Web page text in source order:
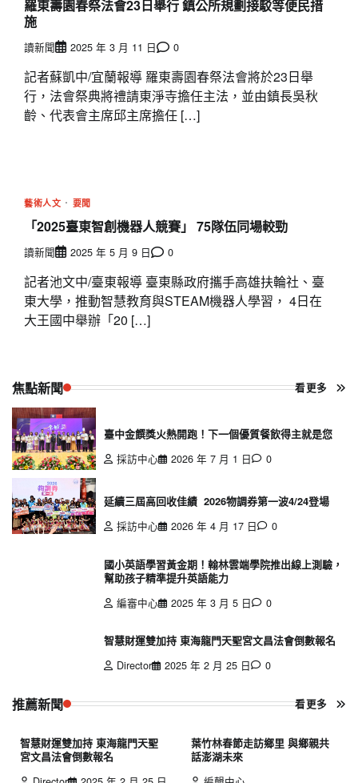
羅東壽園春祭法會23日舉行 鎮公所規劃接駁等便民措
施
讀新聞 2025 年 3 月 11 日 0
記者蘇凱中/宜蘭報導 羅東壽園春祭法會將於23日舉
行，法會祭典將禮請東淨寺擔任主法，並由鎮長吳秋
齡、代表會主席邱主席擔任 […]
藝術人文 要聞
「2025臺東智創機器人競賽」 75隊伍同場較勁
讀新聞 2025 年 5 月 9 日 0
記者池文中/臺東報導 臺東縣政府攜手高雄扶輪社、臺
東大學，推動智慧教育與STEAM機器人學習， 4日在
大王國中舉辦「20 […]
焦點新聞 看更多
臺中金饌獎火熱開跑！下一個優質餐飲得主就是您
採訪中心
2026 年 7 月 1 日 0
延續三屆高回收佳績 2026物調券第一波4/24登場
採訪中心
2026 年 4 月 17 日 0
國小英語學習黃金期！翰林雲端學院推出線上測驗，
幫助孩子精準提升英語能力
編審中心
2025 年 3 月 5 日 0
智慧財運雙加持 東海龍門天聖宮文昌法會倒數報名
Director
2025 年 2 月 25 日 0
推薦新聞 看更多
智慧財運雙加持 東海龍門天聖
宮文昌法會倒數報名
葉竹林春節走訪鄉里 與鄉親共
話澎湖未來